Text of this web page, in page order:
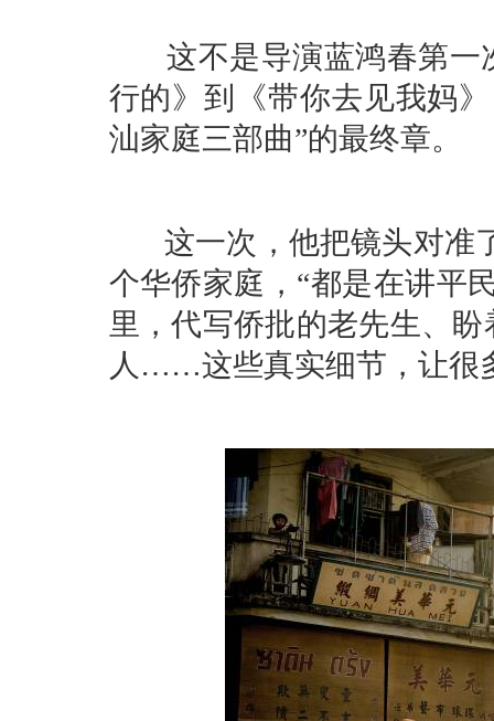
这不是导演蓝鸿春第一
行的》到《带你去见我妈
汕家庭三部曲”的最终章。
这一次，他把镜头对准了
个华侨家庭，“都是在讲平
里，代写侨批的老先生、
人……这些真实细节，让很